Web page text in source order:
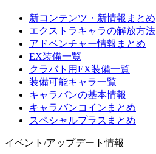
新コンテンツ・新情報まとめ
エクストラキャラの解放方法
アドベンチャー情報まとめ
EX装備一覧
クラバト用EX装備一覧
装備可能キャラ一覧
キャラバンの基本情報
キャラバンコインまとめ
スペシャルプラスまとめ
イベント/アップデート情報